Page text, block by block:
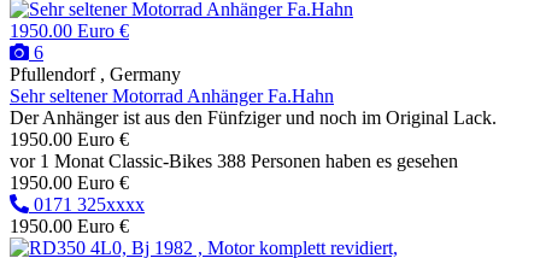
1950.00 Euro €
6
Pfullendorf , Germany
Sehr seltener Motorrad Anhänger Fa.Hahn
Der Anhänger ist aus den Fünfziger und noch im Original Lack.
1950.00 Euro €
vor 1 Monat Classic-Bikes 388 Personen haben es gesehen
1950.00 Euro €
0171 325xxxx
1950.00 Euro €